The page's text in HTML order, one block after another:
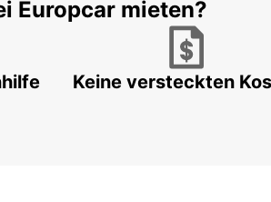
Europcar mieten?
Keine versteckten